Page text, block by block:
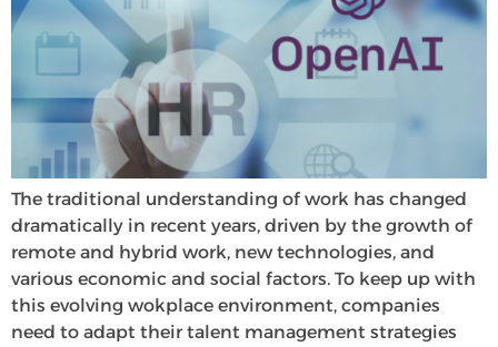
The traditional understanding of work has changed
dramatically in recent years, driven by the growth of
remote and hybrid work, new technologies, and
various economic and social factors. To keep up with
this evolving wokplace environment, companies
need to adapt their talent management strategies